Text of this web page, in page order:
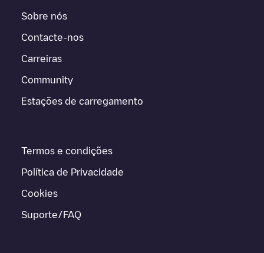
Sobre nós
Contacte-nos
Carreiras
Community
Estações de carregamento
Termos e condições
Política de Privacidade
Cookies
Suporte/FAQ